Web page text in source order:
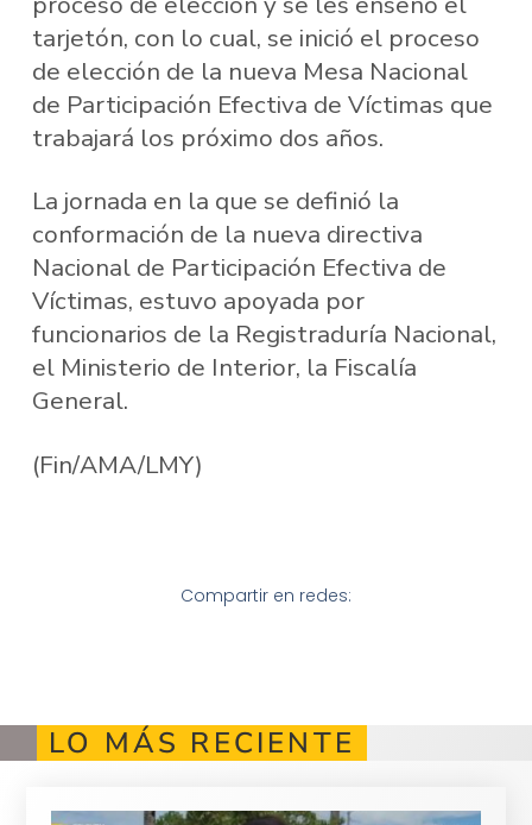
tarjetón, con lo cual, se inició el proceso
de elección de la nueva Mesa Nacional
de Participación Efectiva de Víctimas que
trabajará los próximo dos años.
La jornada en la que se definió la
conformación de la nueva directiva
Nacional de Participación Efectiva de
Víctimas, estuvo apoyada por
funcionarios de la Registraduría Nacional,
el Ministerio de Interior, la Fiscalía
General.
(Fin/AMA/LMY)
Compartir en redes:
LO MÁS RECIENTE